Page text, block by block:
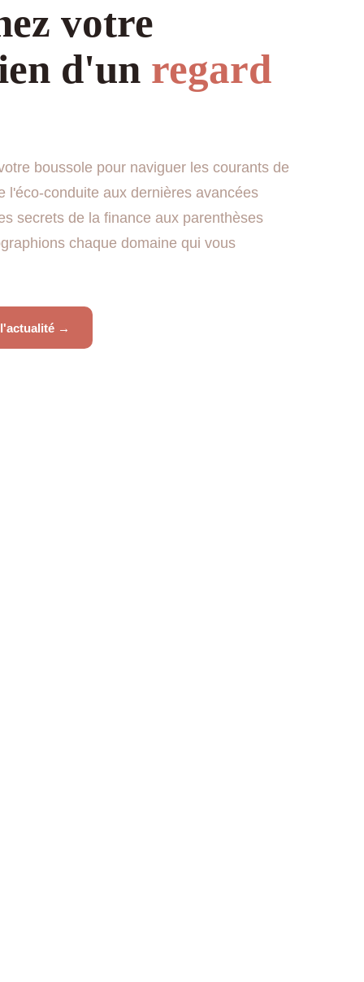
votre
d'un regard
boussole pour naviguer les courants de
l'éco-conduite aux dernières avancées
secrets de la finance aux parenthèses
chaque domaine qui vous
l'actualité →